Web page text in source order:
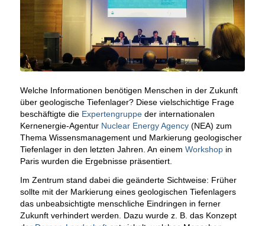
Welche Informationen benötigen Menschen in der Zukunft
über geologische Tiefenlager? Diese vielschichtige Frage
beschäftigte dieExpertengruppeder internationalen
Kernenergie-Agentur Nuclear Energy Agency(NEA) zum
Thema Wissensmanagement und Markierung geologischer
Tiefenlager in den letzten Jahren. An einem Workshopin
Paris wurden die Ergebnisse präsentiert.
Im Zentrum stand dabei die geänderte Sichtweise: Früher
sollte mit der Markierung eines geologischen Tiefenlagers
das unbeabsichtigte menschliche Eindringen in ferner
Zukunft verhindert werden. Dazu wurde z. B. das Konzept